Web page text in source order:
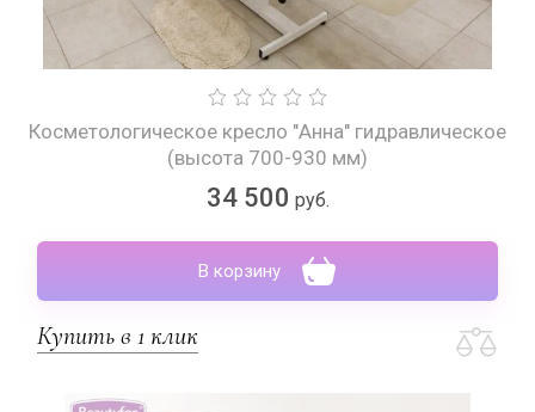
Косметологическое кресло "Анна" гидравлическое
(высота 700-930 мм)
34 500 руб.
В корзину
Купить в 1 клик